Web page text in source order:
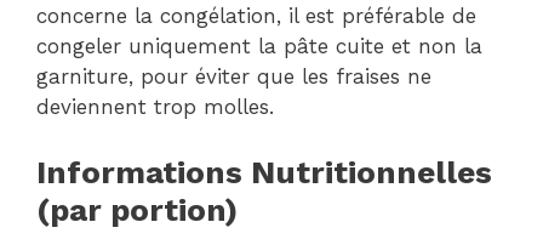
concerne la congélation, il est préférable de
congeler uniquement la pâte cuite et non la
garniture, pour éviter que les fraises ne
deviennent trop molles.
Informations Nutritionnelles
(par portion)